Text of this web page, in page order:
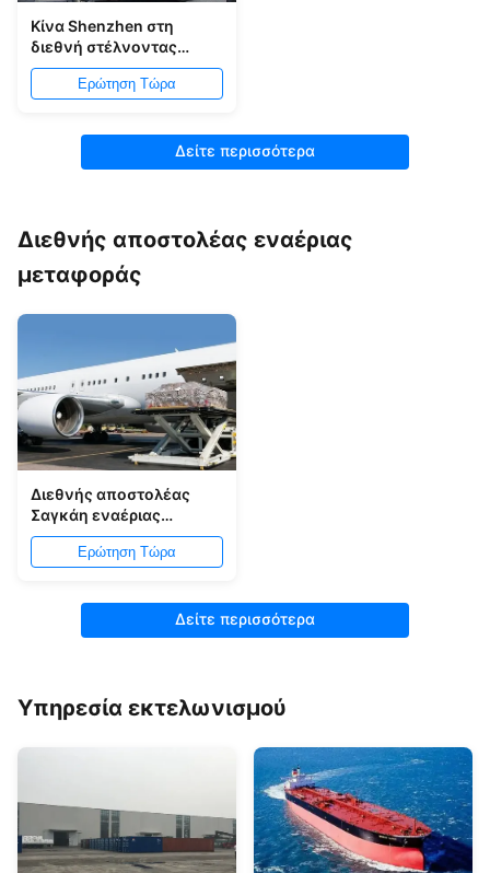
Κίνα Shenzhen στη
διεθνή στέλνοντας
αποστολέα φορτίου Bkk
8 ημέρεςΕρώτηση Τώρα
Δείτε περισσότερα
Διεθνής αποστολέας εναέριας
μεταφοράς
Διεθνής αποστολέας
Σαγκάη εναέριας
μεταφοράς POL LCL σε
Ερώτηση Τώρα
Δείτε περισσότερα
Υπηρεσία εκτελωνισμού